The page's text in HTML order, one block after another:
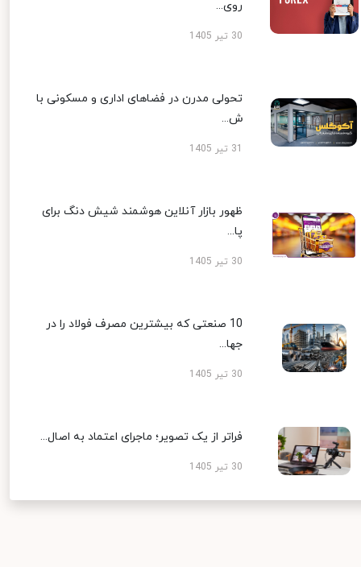
روی...
30 تیر 1405
تحولی مدرن در فضاهای اداری و مسکونی با
ش...
ظهور بازار آنلاین هوشمند شیش دنگ برای
پا...
30 تیر 1405
10 صنعتی که بیشترین مصرف فولاد را در
جها...
30 تیر 1405
فراتر از یک تصویر؛ ماجرای اعتماد به اصال...
30 تیر 1405